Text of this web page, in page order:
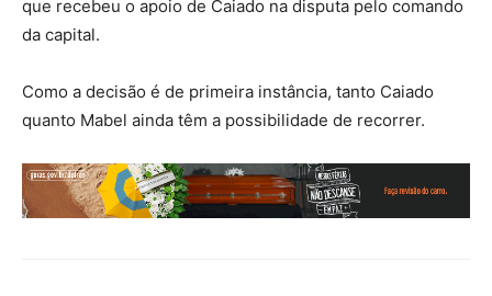
que recebeu o apoio de Caiado na disputa pelo comando
da capital.
Como a decisão é de primeira instância, tanto Caiado
quanto Mabel ainda têm a possibilidade de recorrer.